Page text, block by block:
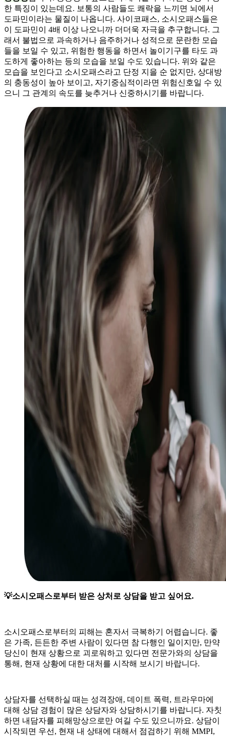
한 특징이 있는데요. 보통의 사람들도 쾌락을 느끼면 뇌에서
도파민이라는 물질이 나옵니다. 사이코패스, 소시오패스들은
이 도파민이 4배 이상 나오니까 더더욱 자극을 추구합니다. 그
래서 불법으로 과속하거나 음주하거나 성적으로 문란한 모습
들을 보일 수 있고, 위험한 행동을 하면서 놀이기구를 타도 과
도하게 좋아하는 등의 모습을 보일 수도 있습니다. 위와 같은
모습을 보인다고 소시오패스라고 단정 지을 순 없지만, 상대방
의 충동성이 높아 보이고, 자기중심적이라면 위험신호일 수 있
으니 그 관계의 속도를 늦추거나 신중하시기를 바랍니다.
💡소시오패스로부터 받은 상처로 상담을 받고 싶어요.
소시오패스로부터의 피해는 혼자서 극복하기 어렵습니다. 좋
은 가족, 든든한 주변 사람이 있다면 참 다행인 일이지만, 만약
당신이 현재 상황으로 괴로워하고 있다면 전문가와의 상담을
통해, 현재 상황에 대한 대처를 시작해 보시기 바랍니다.
상담자를 선택하실 때는 성격장애, 데이트 폭력, 트라우마에
대해 상담 경험이 많은 상담자와 상담하시기를 바랍니다. 자칫
하면 내담자를 피해망상으로만 여길 수도 있으니까요. 상담이
시작되면 우선, 현재 내 상태에 대해서 점검하기 위해 MMPI,